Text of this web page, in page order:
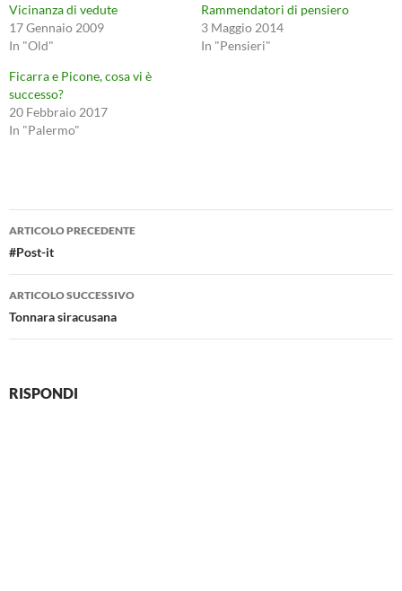
Vicinanza di vedute
17 Gennaio 2009
In "Old"
Rammendatori di pensiero
3 Maggio 2014
In "Pensieri"
Ficarra e Picone, cosa vi è
successo?
20 Febbraio 2017
In "Palermo"
Navigazione
articolo
ARTICOLO PRECEDENTE
#Post-it
ARTICOLO SUCCESSIVO
Tonnara siracusana
RISPONDI